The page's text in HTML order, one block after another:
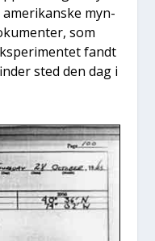
myn­
som
fandt
sted den dag i